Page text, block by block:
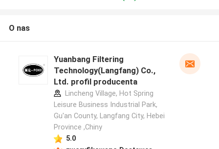
O nas
Yuanbang Filtering
Technology(Langfang) Co.,
Ltd. profil producenta
Lincheng Village, Hot Spring
Leisure Business Industrial Park,
Gu'an County, Langfang City, Hebei
Province ,Chiny
5.0